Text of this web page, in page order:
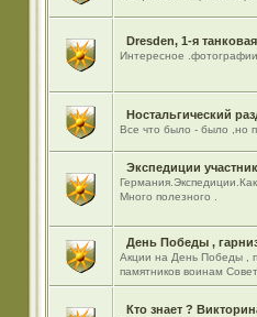
Dresden, 1-я
Интересное
Ностальгический
Все что было - было ,но
Экспедиции
Много полезного .
День Победы ,
Акции на День Победы ,
памятников воинам
Кто знает ?